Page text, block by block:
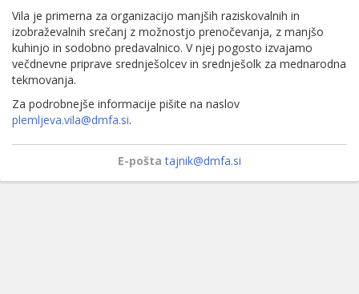
Vila je primerna za organizacijo manjših raziskovalnih in
izobraževalnih srečanj z možnostjo prenočevanja, z manjšo
kuhinjo in sodobno predavalnico. V njej pogosto izvajamo
večdnevne priprave srednješolcev in srednješolk za mednarodna
tekmovanja.
Za podrobnejše informacije pišite na naslov
plemljeva.vila@dmfa.si.
E-pošta tajnik@dmfa.si